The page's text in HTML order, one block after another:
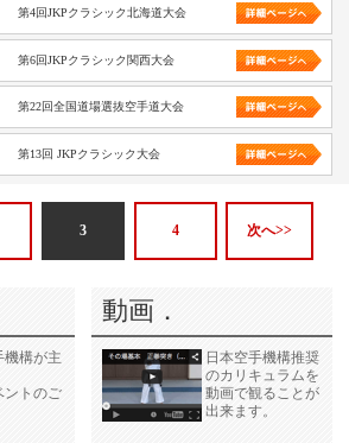
第4回JKPクラシック北海道大会
第6回JKPクラシック関西大会
第22回全国道場選抜空手道大会
第13回 JKPクラシック大会
3 4 次へ>>
機構が主
ントのご
動画．
日本空手機構推奨
のカリキュラムを
動画で観ることが
出来ます。